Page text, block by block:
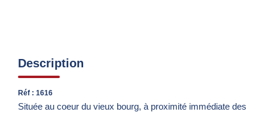
Description
Réf : 1616
Située au coeur du vieux bourg, à proximité immédiate des